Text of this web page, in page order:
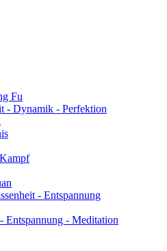
Fu
- Dynamik - Perfektion
- Entspannung
Entspannung - Meditation